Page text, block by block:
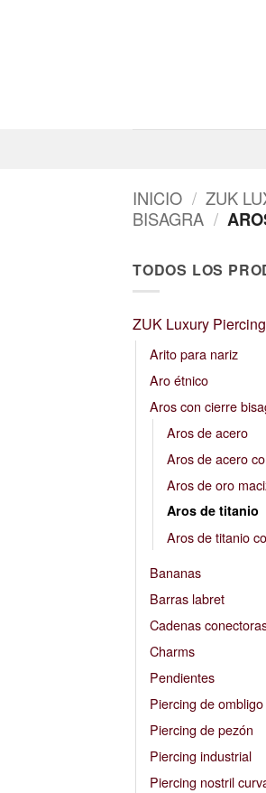
INICIO / ZUK
BISAGRA /
TODOS LOS
ZUK Luxury Piercing
Arito para nariz
Aro étnico
Aros con cierre
Aros de acero
Aros de acero
Aros de oro
Aros de titanio
Aros de titanio
Bananas
Barras labret
Cadenas
Charms
Pendientes
Piercing de ombligo
Piercing de pezón
Piercing industrial
Piercing nostril